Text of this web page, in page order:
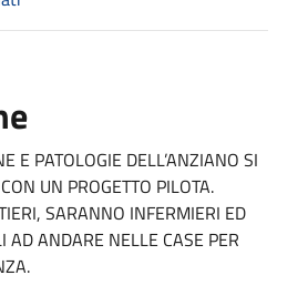
E PATOLOGIE DELL’ANZIANO SI
UN PROGETTO PILOTA.
SARANNO INFERMIERI ED
AD ANDARE NELLE CASE PER